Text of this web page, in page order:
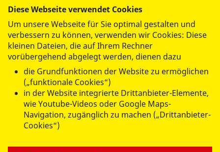
( PDF / 733,20 KB )
datenschutzkonform mit
Diese Webseite verwendet Cookies
Um unsere Webseite für Sie optimal gestalten und
verbessern zu können, verwenden wir Cookies: Diese
kleinen Dateien, die auf Ihrem Rechner
vorübergehend abgelegt werden, dienen dazu
die Grundfunktionen der Website zu ermöglichen
(„funktionale Cookies“)
in der Website integrierte Drittanbieter-Elemente,
wie Youtube-Videos oder Google Maps-
Navigation, zugänglich zu machen („Drittanbieter-
Cookies“)